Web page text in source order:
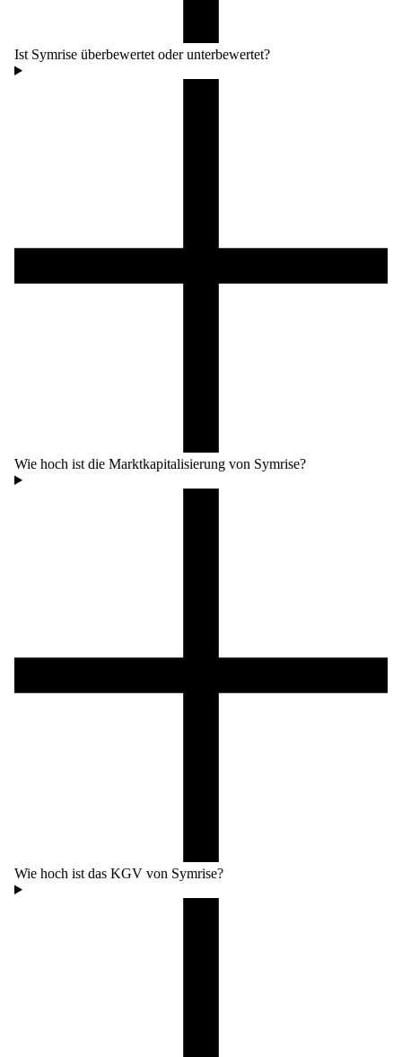
Ist Symrise überbewertet oder unterbewertet?
Wie hoch ist die Marktkapitalisierung von Symrise?
Wie hoch ist das KGV von Symrise?